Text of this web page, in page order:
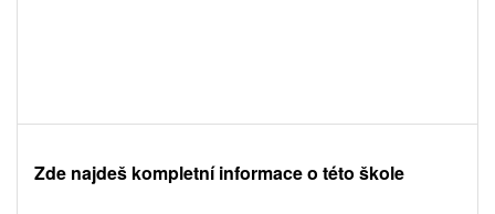
Zde najdeš kompletní informace o této škole